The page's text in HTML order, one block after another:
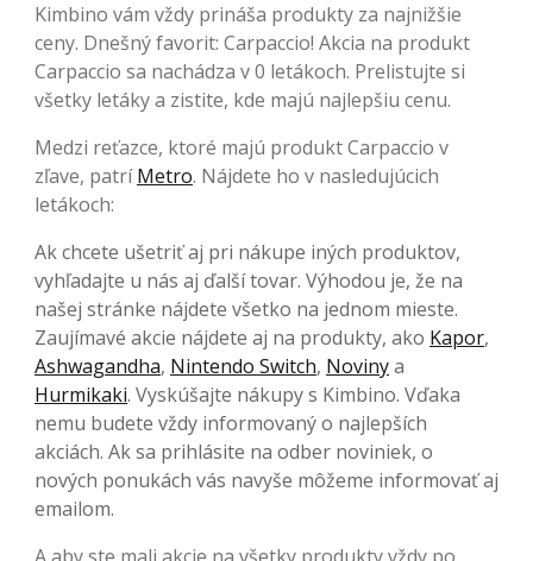
Kimbino vám vždy prináša produkty za najnižšie
ceny. Dnešný favorit: Carpaccio! Akcia na produkt
Carpaccio sa nachádza v 0 letákoch. Prelistujte si
všetky letáky a zistite, kde majú najlepšiu cenu.
Medzi reťazce, ktoré majú produkt Carpaccio v
zľave, patríMetro. Nájdete ho v nasledujúcich
letákoch:
Ak chcete ušetriť aj pri nákupe iných produktov,
vyhľadajte u nás aj ďalší tovar. Výhodou je, že na
našej stránke nájdete všetko na jednom mieste.
Zaujímavé akcie nájdete aj na produkty, ako Kapor,
Ashwagandha, Nintendo Switch, Novinya
Hurmikaki. Vyskúšajte nákupy s Kimbino. Vďaka
nemu budete vždy informovaný o najlepších
akciách. Ak sa prihlásite na odber noviniek, o
nových ponukách vás navyše môžeme informovať aj
emailom.